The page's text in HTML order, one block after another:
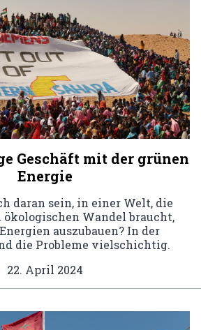
Geschäft mit der grünen
Energie
daran sein, in einer Welt, die
Wandel braucht,
auszubauen? In der
die Probleme vielschichtig.
22. April 2024